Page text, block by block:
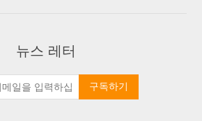
뉴스 레터
구독하기